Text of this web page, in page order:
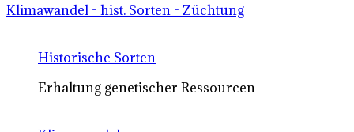
Klimawandel - hist. Sorten - Züchtung
Historische Sorten
Erhaltung genetischer Ressourcen